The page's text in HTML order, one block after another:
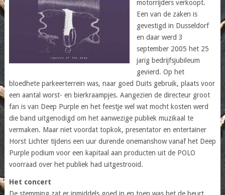
motorrijders verkoopt.
Een van de zaken is
gevestigd in Dusseldorf
en daar werd 3
september 2005 het 25
jarig bedrijfsjubileum
gevierd. Op het
bloedhete parkeerterrein was, naar goed Duits gebruik, plaats voor
een aantal worst- en bierkraampjes. Aangezien de directeur groot
fan is van Deep Purple en het feestje wel wat mocht kosten werd
die band uitgenodigd om het aanwezige publiek muzikaal te
vermaken. Maar niet voordat topkok, presentator en entertainer
Horst Lichter tijdens een uur durende onemanshow vanaf het Deep
Purple podium voor een kapitaal aan producten uit de POLO
voorraad over het publiek had uitgestrooid.
Het concert
De stemming zat er inmiddels goed in en toen was het de beurt